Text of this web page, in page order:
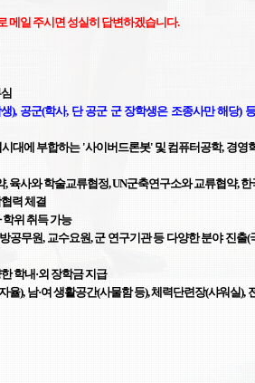
메일 주시면 성실히 답변하겠습니다.
), 공군(학사, 단 공군 군 장학생은 조종사만 해당)
대에 부합하는 '사이버드론봇' 및 컴퓨터공학, 경영
,육사와 학술교류협정,UN군축연구소와 교류협약,한
력 체결
학위 취득 가능
공무원, 교수요원,군 연구기관 등 다양한 분야진출(
학내·외 장학금 지급
), 남·여 생활공간(사물함 등), 체력단련장(샤워실),